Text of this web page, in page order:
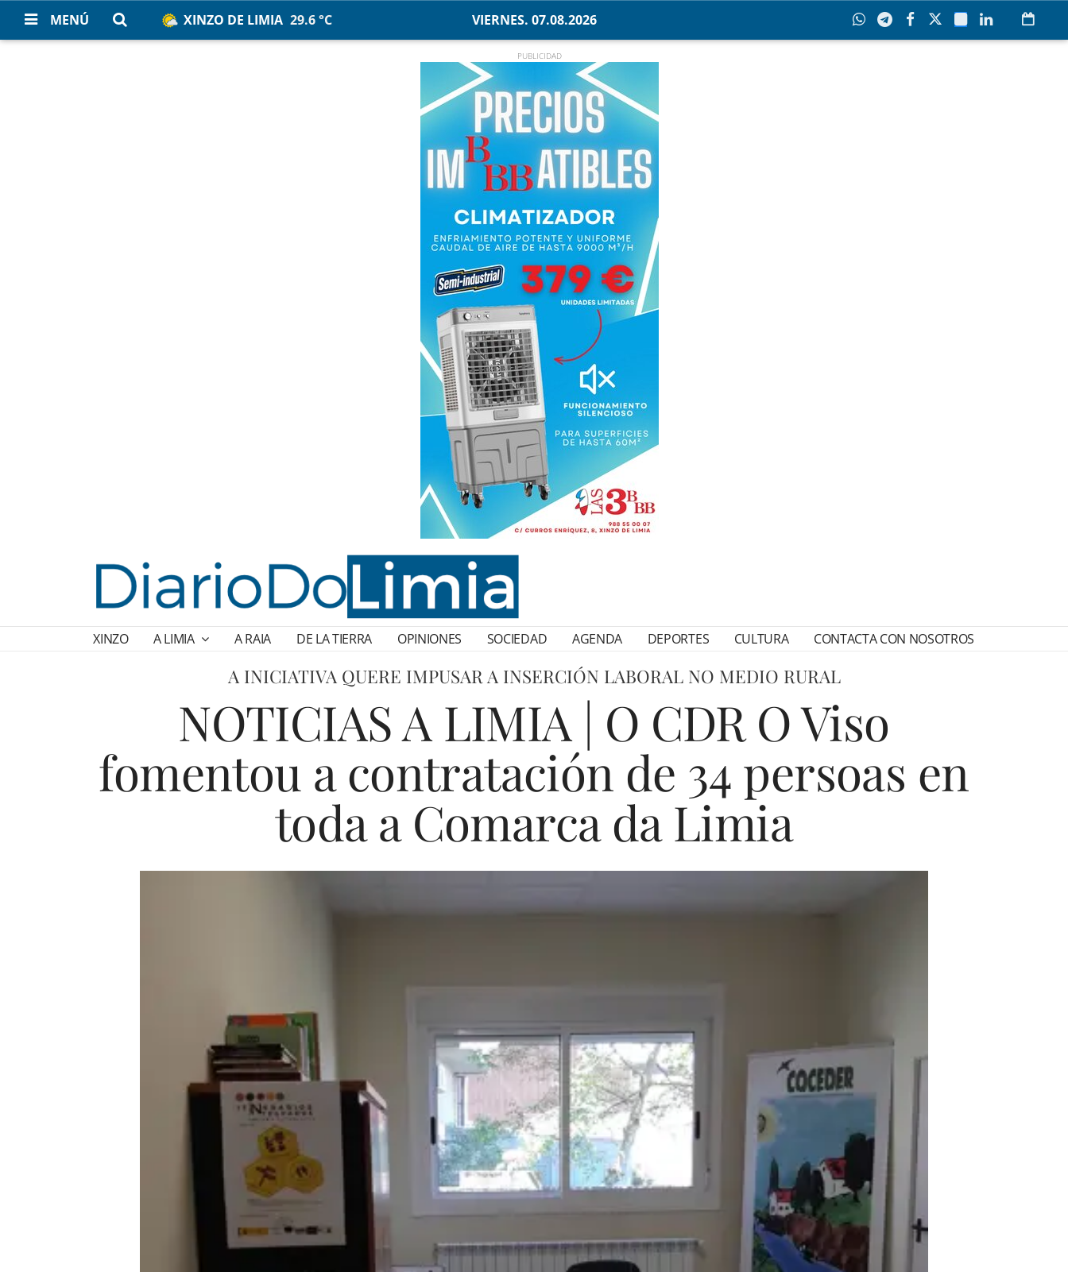
MENÚ XINZO DE LIMIA 29.6 °C VIERNES. 07.08.2026
XINZO A LIMIA A RAIA DE LA TIERRA OPINIONES SOCIEDAD AGENDA DEPORTES CULTURA CONTACTA CON NOSOTROS
A INICIATIVA QUERE IMPUSAR A INSERCIÓN LABORAL NO MEDIO RURAL
NOTICIAS A LIMIA | O CDR O Viso
fomentou a contratación de 34 persoas en
toda a Comarca da Limia